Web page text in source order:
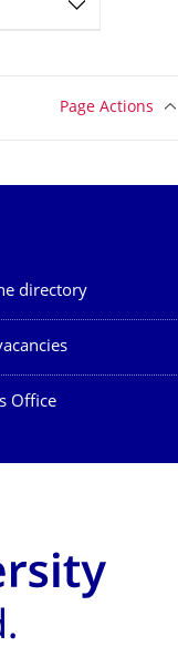
Page Actions
directory
Office